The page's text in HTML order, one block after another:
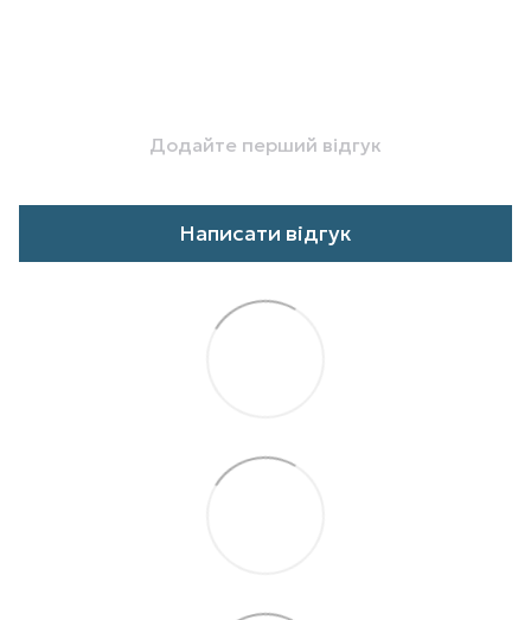
Додайте перший відгук
Написати відгук